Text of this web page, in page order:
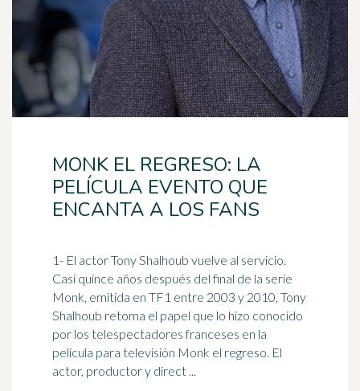
MONK EL REGRESO: LA
PELÍCULA EVENTO QUE
ENCANTA A LOS FANS
1- El actorTony Shalhoub vuelve al servicio.
Casi quince años después del final de la serie
Monk, emitida en TF1 entre 2003 y 2010, Tony
Shalhoub retoma el papel que lo hizo conocido
por los telespectadores franceses en la
película para televisión Monk el regreso. El
actor, productor y direct ...